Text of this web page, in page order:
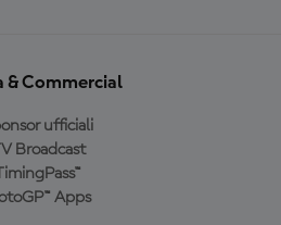
& Commercial
ufficiali
Broadcast
Apps